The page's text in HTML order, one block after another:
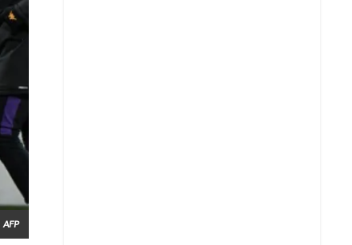
AFP